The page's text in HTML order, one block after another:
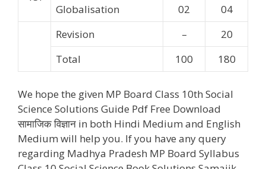
Globalisation
02
04
Revision
–
20
Total
100 180
We hope the given MP Board Class 10th Social
Science Solutions Guide Pdf Free Download
सामाजिक विज्ञान in both Hindi Medium and English
Medium will help you. If you have any query
regarding Madhya Pradesh MP Board Syllabus